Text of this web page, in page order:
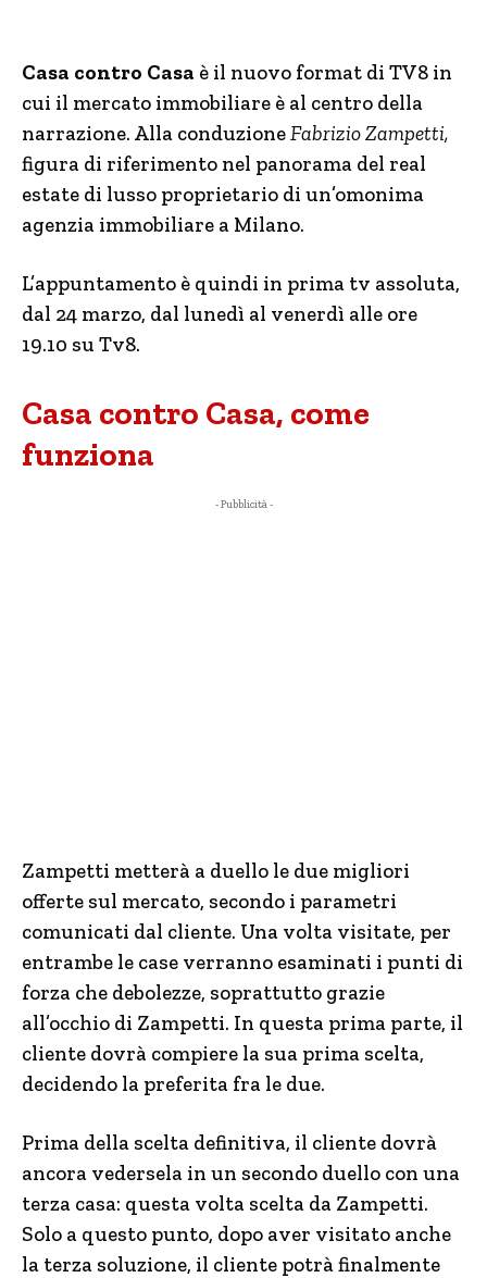
Casa contro Casa è il nuovo format di TV8 in
cui il mercato immobiliare è al centro della
narrazione. Alla conduzioneFabrizio Zampetti,
figura di riferimento nel panorama del real
estate di lusso proprietario di un’omonima
agenzia immobiliare a Milano.
L’appuntamento è quindi in prima tv assoluta,
dal 24 marzo, dal lunedì al venerdì alle ore
19.10 su Tv8.
Casa contro Casa, come
funziona
- Pubblicità -
Zampetti metterà a duello le due migliori
offerte sul mercato, secondo i parametri
comunicati dal cliente. Una volta visitate, per
entrambe le case verranno esaminati i punti di
forza che debolezze, soprattutto grazie
all’occhio di Zampetti. In questa prima parte, il
cliente dovrà compiere la sua prima scelta,
decidendo la preferita fra le due.
Prima della scelta definitiva, il cliente dovrà
ancora vedersela in un secondo duello con una
terza casa: questa volta scelta da Zampetti.
Solo a questo punto, dopo aver visitato anche
la terza soluzione, il cliente potrà finalmente